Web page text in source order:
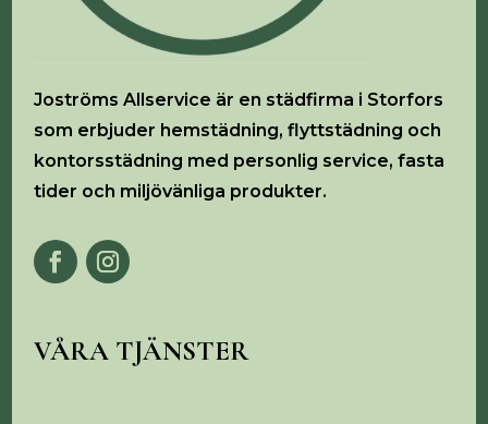
Joströms Allservice är en städfirma i Storfors
som erbjuder hemstädning, flyttstädning och
kontorsstädning med personlig service, fasta
tider och miljövänliga produkter.
VÅRA TJÄNSTER